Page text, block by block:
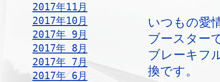
2017年11月
2017年10月
2017年 9月
2017年 8月
2017年 7月
2017年 6月
いつもの愛
ブースター
ブレーキフ
換です。